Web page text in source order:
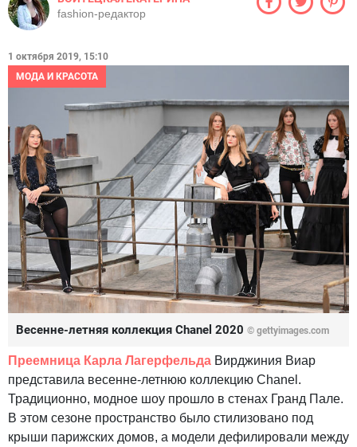
fashion-редактор
1 октября 2019, 15:10
МОДА И КРАСОТА
Весенне-летняя коллекция Chanel 2020 © gettyimages.com
Преемница Карла Лагерфельда Вирджиния Виар
представила весенне-летнюю коллекцию Chanel.
Традиционно, модное шоу прошло в стенах Гранд Пале.
В этом сезоне пространство было стилизовано под
крыши парижских домов, а модели дефилировали между